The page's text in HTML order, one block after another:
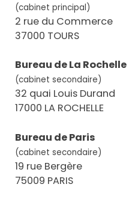
(cabinet principal)
2 rue du Commerce
37000 TOURS
Bureau de La Rochelle
(cabinet secondaire)
32 quai Louis Durand
17000 LA ROCHELLE
Bureau de Paris
(cabinet secondaire)
19 rue Bergère
75009 PARIS